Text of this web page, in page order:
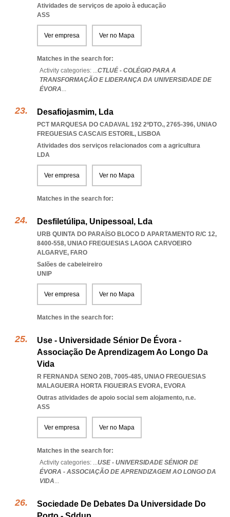
Atividades de serviços de apoio à educação
ASS
Ver empresa Ver no Mapa
Matches in the search for:
Activity categories: ...CTLUÉ - COLÉGIO PARA A
TRANSFORMAÇÃO E LIDERANÇA DA UNIVERSIDADE DE
ÉVORA...
Desafiojasmim, Lda
PCT MARQUESA DO CADAVAL 192 2ºDTO., 2765-396, UNIAO
FREGUESIAS CASCAIS ESTORIL, LISBOA
Atividades dos serviços relacionados com a agricultura
LDA
Ver empresa Ver no Mapa
Matches in the search for:
Desfiletúlipa, Unipessoal, Lda
URB QUINTA DO PARAÍSO BLOCO D APARTAMENTO R/C 12,
8400-558, UNIAO FREGUESIAS LAGOA CARVOEIRO
ALGARVE, FARO
Salões de cabeleireiro
UNIP
Ver empresa Ver no Mapa
Matches in the search for:
Use - Universidade Sénior De Évora -
Associação De Aprendizagem Ao Longo Da
Vida
R FERNANDA SENO 20B, 7005-485, UNIAO FREGUESIAS
MALAGUEIRA HORTA FIGUEIRAS EVORA, EVORA
Outras atividades de apoio social sem alojamento, n.e.
ASS
Ver empresa Ver no Mapa
Matches in the search for:
Activity categories: ...USE - UNIVERSIDADE SÉNIOR DE
ÉVORA - ASSOCIAÇÃO DE APRENDIZAGEM AO LONGO DA
VIDA...
Sociedade De Debates Da Universidade Do